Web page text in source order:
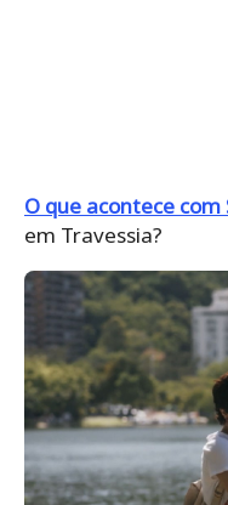
O que acontece com
em Travessia?